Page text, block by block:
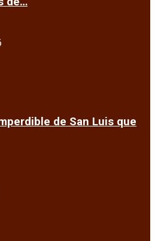
de San Luis que